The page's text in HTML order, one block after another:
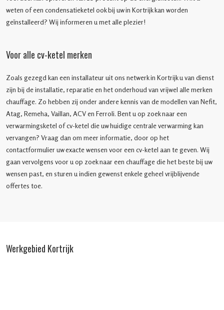
weten of een condensatieketel ook bij uw in Kortrijk kan worden
geïnstalleerd? Wij informeren u met alle plezier!
Voor alle cv-ketel merken
Zoals gezegd kan een installateur uit ons netwerk in Kortrijk u van dienst
zijn bij de installatie, reparatie en het onderhoud van vrijwel alle merken
chauffage. Zo hebben zij onder andere kennis van de modellen van Nefit,
Atag, Remeha, Vaillan, ACV en Ferroli. Bent u op zoek naar een
verwarmingsketel of cv-ketel die uw huidige centrale verwarming kan
vervangen? Vraag dan om meer informatie, door op het
contactformulier uw exacte wensen voor een cv-ketel aan te geven. Wij
gaan vervolgens voor u op zoek naar een chauffage die het beste bij uw
wensen past, en sturen u indien gewenst enkele geheel vrijblijvende
offertes toe.
Werkgebied Kortrijk